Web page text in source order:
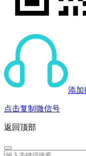
添加
点击复制微信号
返回顶部